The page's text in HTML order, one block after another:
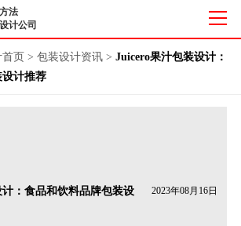
法
计公司
页 > 包装设计资讯> Juicero果汁包装设计：
计推荐
：食品和饮料品牌包装设
2023年08月16日